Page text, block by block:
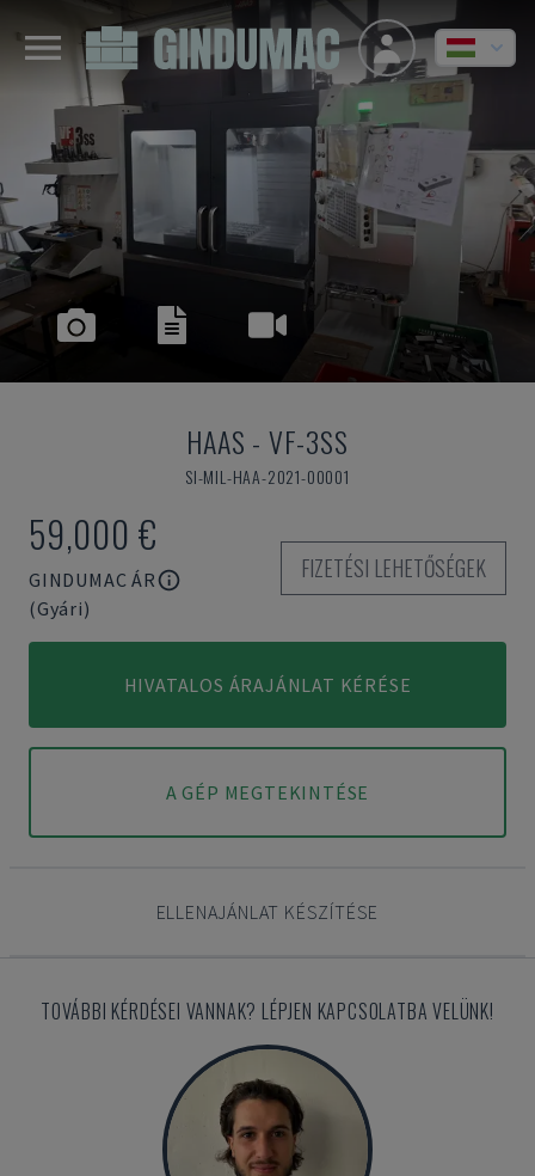
HAAS - VF-3SS
SI-MIL-HAA-2021-00001
59,000 €
GINDUMAC ÁR
(Gyári)
FIZETÉSI LEHETŐSÉGEK
HIVATALOS ÁRAJÁNLAT KÉRÉSE
A GÉP MEGTEKINTÉSE
ELLENAJÁNLAT KÉSZÍTÉSE
TOVÁBBI KÉRDÉSEI VANNAK? LÉPJEN KAPCSOLATBA VELÜNK!